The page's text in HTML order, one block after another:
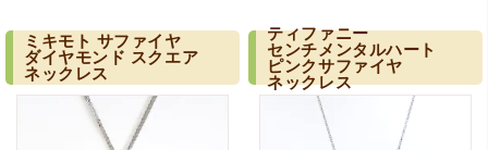
ルに詳しいの流石の一言に尽きます)
りました。「色…（大阪・豊中
市）
ヤリングの3点…（兵庫・川西
市・雲雀丘花屋敷）
ミキモト サファイヤ
ダイヤモンド スクエア
ネックレス
ティファニー
センチメンタルハート
ピンクサファイヤ
ネックレス